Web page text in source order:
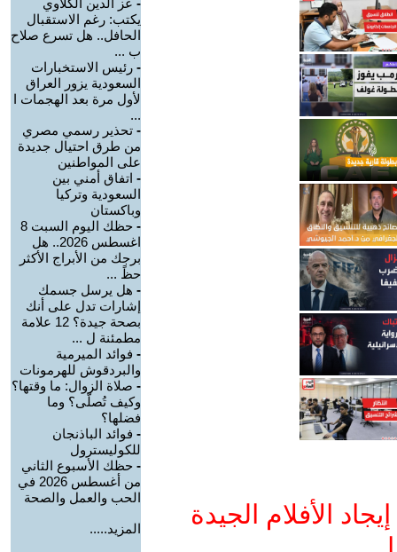
الأفلام الجيدة
- عز الدين الكلاوي
يكتب: رغم الاستقبال
الحافل.. هل تسرع صلاح
ب ...
- رئيس الاستخبارات
السعودية يزور العراق
لأول مرة بعد الهجمات ا
...
- تحذير رسمي مصري
من طرق احتيال جديدة
على المواطنين
- اتفاق أمني بين
السعودية وتركيا
وباكستان
-
حظك اليوم السبت 8
اغسطس 2026.. هل
برجك من الأبراج الأكثر
حظً ...
- هل يرسل جسمك
إشارات تدل على أنك
بصحة جيدة؟ 12 علامة
مطمئنة ل ...
- فوائد الميرمية
والبردقوش للهرمونات
- صلاة الزوال: ما وقتها؟
وكيف تُصلّى؟ وما
فضلها؟
- فوائد الباذنجان
للكوليسترول
- حظك الأسبوع الثاني
من أغسطس 2026 في
الحب والعمل والصحة
المزيد.....